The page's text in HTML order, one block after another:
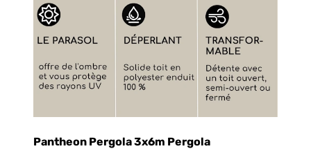
Pantheon Pergola 3x6m Pergola